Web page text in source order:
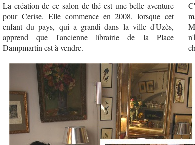
La création de ce salon de thé est une belle aventure
pour Cerise. Elle commence en 2008, lorsque cet
enfant du pays, qui a grandi dans la ville d'Uzès,
apprend que l'ancienne librairie de la Place
Dampmartin est à vendre.